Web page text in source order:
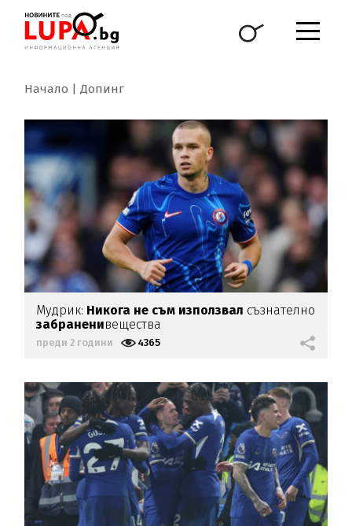
Начало Допинг
Мудрик: Никога не съм използвал съзнателно
забраненивещества
преди 2 години 4365